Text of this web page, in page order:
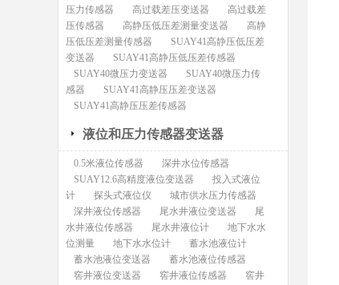
压力传感器
高过载差压变送器
高过载差
压传感器
高静压低压差测量变送器
高静
压低压差测量传感器
SUAY41高静压低压差
变送器
SUAY41高静压低压差传感器
SUAY40微压力变送器
SUAY40微压力传
感器
SUAY41高静压压差变送器
SUAY41高静压压差传感器
液位和压力传感器变送器
0.5米液位传感器
深井水位传感器
SUAY12.6高精度液位变送器
投入式液位
计
探头式液位仪
城市供水压力传感器
深井液位传感器
尾水井液位变送器
尾
水井液位传感器
尾水井液位计
地下水水
位测量
地下水水位计
蓄水池液位计
蓄水池液位变送器
蓄水池液位传感器
窖井液位变送器
窖井液位传感器
窖井